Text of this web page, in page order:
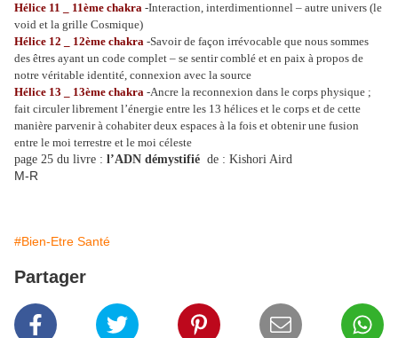
Hélice 11
11ème chakra -Interaction, interdimentionnel – autre univers (le
void et la grille Cosmique)
Hélice 12
12ème chakra -Savoir de façon irrévocable que nous sommes
des êtres ayant un code complet – se sentir comblé et en paix à propos de
notre véritable identité, connexion avec la source
Hélice 13
13ème chakra -Ancre la reconnexion dans le corps physique ;
fait circuler librement l’énergie entre les 13 hélices et le corps et de cette
manière parvenir à cohabiter deux espaces à la fois et obtenir une fusion
entre le moi terrestre et le moi céleste
page 25 du livre : l’ADN démystifié de : Kishori Aird
M-R
#Bien-Etre Santé
Partager